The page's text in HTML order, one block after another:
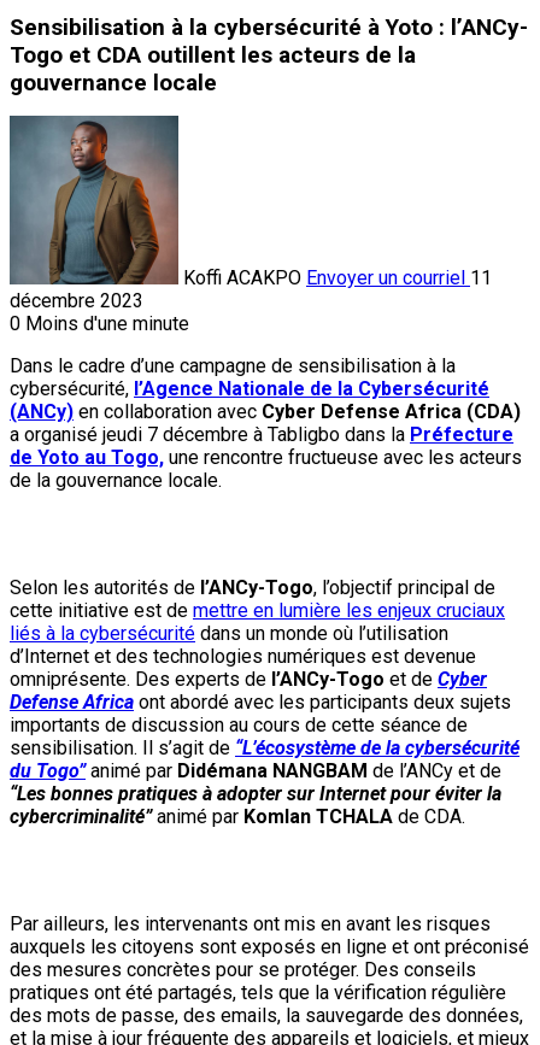
Sensibilisation à la cybersécurité à Yoto : l’ANCy-
Togo et CDA outillent les acteurs de la
gouvernance locale
Koffi ACAKPO Envoyer un courriel 11
décembre 2023
0 Moins d'une minute
Dans le cadre d’une campagne de sensibilisation à la
cybersécurité, l’Agence Nationale de la Cybersécurité
(ANCy) en collaboration avec Cyber Defense Africa (CDA)
a organisé jeudi 7 décembre à Tabligbo dans la Préfecture
de Yoto au Togo, une rencontre fructueuse avec les acteurs
de la gouvernance locale.
Selon les autorités de l’ANCy-Togo, l’objectif principal de
cette initiative est de mettre en lumière les enjeux cruciaux
liés à la cybersécurité dans un monde où l’utilisation
d’Internet et des technologies numériques est devenue
omniprésente. Des experts de l’ANCy-Togo et de Cyber
Defense Africa ont abordé avec les participants deux sujets
importants de discussion au cours de cette séance de
sensibilisation. Il s’agit de “L’écosystème de la cybersécurité
du Togo”animé par Didémana NANGBAM de l’ANCy et de
“Les bonnes pratiques à adopter sur Internet pour éviter la
cybercriminalité”animé par Komlan TCHALA de CDA.
Par ailleurs, les intervenants ont mis en avant les risques
auxquels les citoyens sont exposés en ligne et ont préconisé
des mesures concrètes pour se protéger. Des conseils
pratiques ont été partagés, tels que la vérification régulière
des mots de passe, des emails, la sauvegarde des données,
et la mise à jour fréquente des appareils et logiciels, et mieux